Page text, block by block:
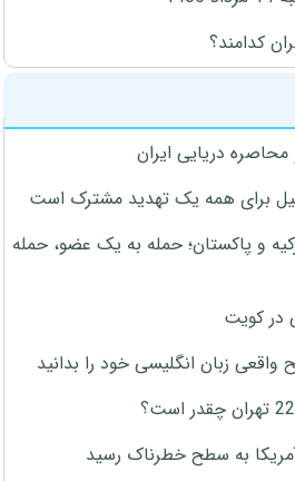
کدامند؟
دریایی ایران
برای همه یک تهدید مشترک است
و پاکستان؛ حمله به یک عضو، حمله
در کویت
زبان انگلیسی خود را بدانید
به سطح خطرناک رسید